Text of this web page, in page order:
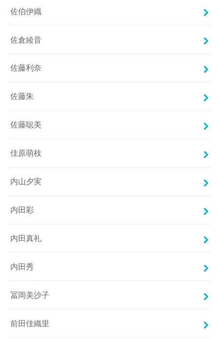
佐伯伊織
佐倉綾音
佐藤利奈
佐藤朱
佐藤聡美
佳原萌枝
内山夕実
内田彩
内田真礼
内田秀
冨岡美沙子
前田佳織里